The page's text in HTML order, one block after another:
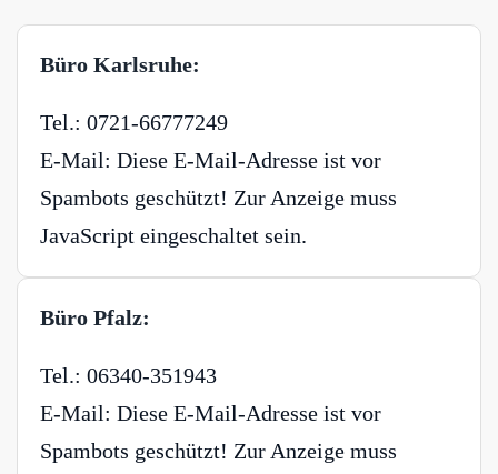
Büro Karlsruhe:
Tel.: 0721-66777249
E-Mail: Diese E-Mail-Adresse ist vor
Spambots geschützt! Zur Anzeige muss
JavaScript eingeschaltet sein.
Büro Pfalz:
Tel.: 06340-351943
E-Mail: Diese E-Mail-Adresse ist vor
Spambots geschützt! Zur Anzeige muss